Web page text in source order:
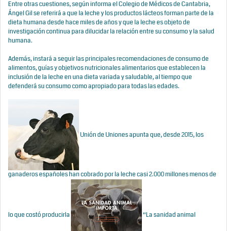
Entre otras cuestiones, según informa el Colegio de Médicos de Cantabria,
Ángel Gil se referirá a que la leche y los productos lácteos forman parte de la
dieta humana desde hace miles de años y que la leche es objeto de
investigación continua para dilucidar la relación entre su consumo y la salud
humana.
Además, instará a seguir las principales recomendaciones de consumo de
alimentos, guías y objetivos nutricionales alimentarios que establecen la
inclusión de la leche en una dieta variada y saludable, al tiempo que
defenderá su consumo como apropiado para todas las edades.
Unión de Uniones apunta que, desde 2015, los
ganaderos españoles han cobrado por la leche casi 2.000 millones menos de
lo que costó producirla “La sanidad animal